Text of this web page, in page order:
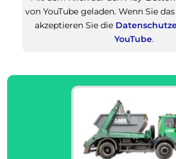
von YouTube geladen. Wenn Sie
akzeptieren Sie die
YouTube.